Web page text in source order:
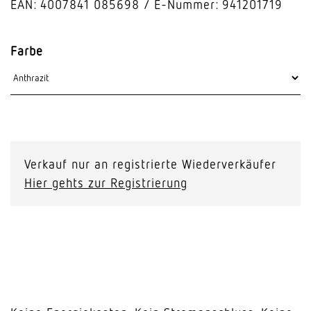
EAN: 4007841 085698 E-Nummer: 941201719
Farbe
Verkauf nur an registrierte Wiederverkäufer
Hier gehts zur Registrierung